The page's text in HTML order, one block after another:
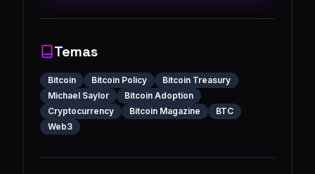
Temas
Bitcoin Bitcoin Policy
Bitcoin Treasury
Michael Saylor
Bitcoin Adoption
Cryptocurrency
Bitcoin Magazine
BTC
Web3